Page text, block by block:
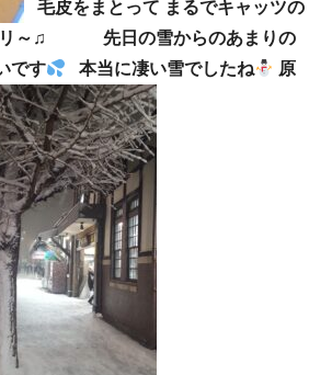
毛皮をまとって まるでキャッツの
リ～♫ 先日の雪からのあまりの
です
本当に凄い雪でしたね 原